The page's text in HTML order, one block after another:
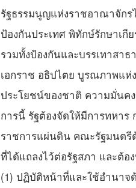
รัฐธรรมนูญแห่งราชอาณาจัก
ป้องกันประเทศ พิทักษ์รักษาเ
รวมทั้งป้องกันและบรรเทาสา
เอกราช อธิปไตย บูรณภาพแห่
ประโยชน์ของชาติ ความมั่นค
การนี้ รัฐต้องจัดให้มีการทหาร
ราชการแผ่นดิน คณะรัฐมนต
ที่ได้แถลงไว้ต่อรัฐสภา และต้
(1) ปฏิบัติหน้าที่และใช้อำนาจ